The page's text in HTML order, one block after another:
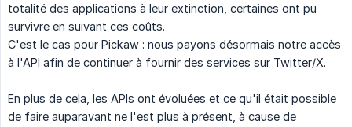
totalité des applications à leur extinction, certaines ont pu
survivre en suivant ces coûts.
C'est le cas pour Pickaw : nous payons désormais notre accès
à l'API afin de continuer à fournir des services sur Twitter/X.
En plus de cela, les APIs ont évoluées et ce qu'il était possible
de faire auparavant ne l'est plus à présent, à cause de